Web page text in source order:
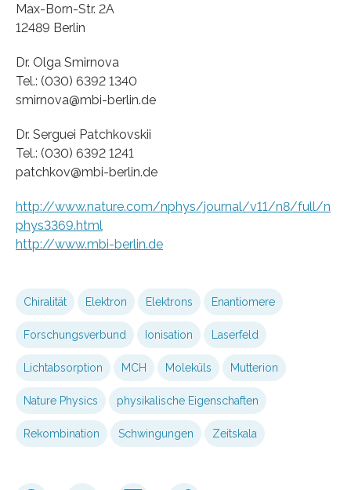
Max-Born-Str. 2A
12489 Berlin
Dr. Olga Smirnova
Tel.: (030) 6392 1340
smirnova@mbi-berlin.de
Dr. Serguei Patchkovskii
Tel.: (030) 6392 1241
patchkov@mbi-berlin.de
http://www.nature.com/nphys/journal/v11/n8/full/n
phys3369.html
http://www.mbi-berlin.de
Chiralität Elektron Elektrons Enantiomere
Forschungsverbund Ionisation Laserfeld
Lichtabsorption MCH Moleküls Mutterion
Nature Physics physikalische Eigenschaften
Rekombination Schwingungen Zeitskala